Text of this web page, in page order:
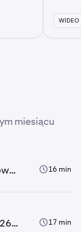
WIDEO
miesiącu
16 min
17 min